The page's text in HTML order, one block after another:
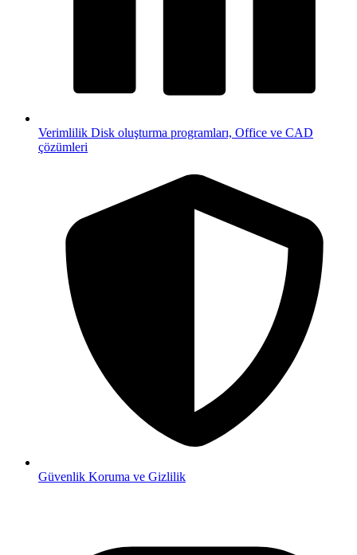
Verimlilik Disk oluşturma programları, Office ve CAD
çözümleri
Güvenlik Koruma ve Gizlilik